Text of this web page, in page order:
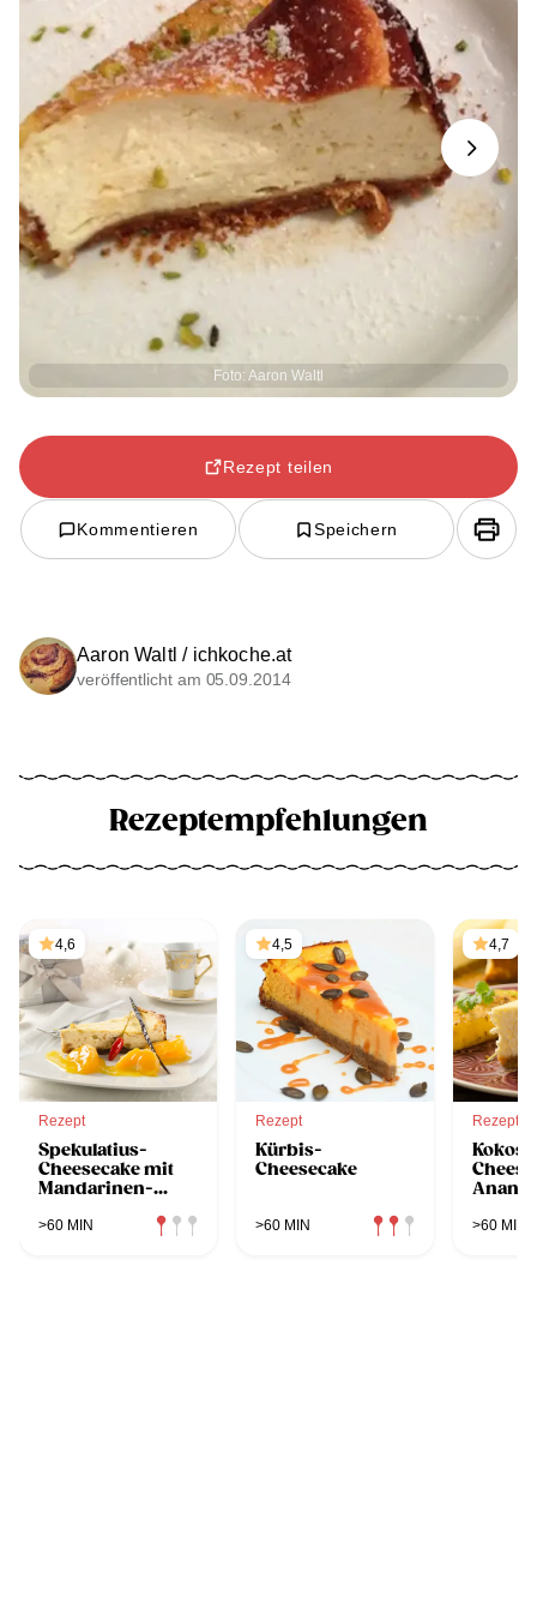
Foto: Aaron Waltl
Next
Rezept teilen
Kommentieren Speichern
Aaron Waltl / ichkoche.at
veröffentlicht am 05.09.2014
Rezeptempfehlungen
4,6
Rezept
Spekulatius-
Cheesecake mit
Mandarinen-
>60 MIN
4,5
Rezept
Kürbis-
Cheesecake
>60 MIN
4,7
Rezept
>60 MIN